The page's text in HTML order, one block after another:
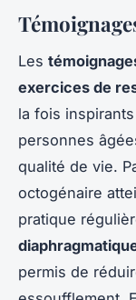
Les
exercices de
la fois
personnes
qualité de vie.
octogénaire
pratique
permis de